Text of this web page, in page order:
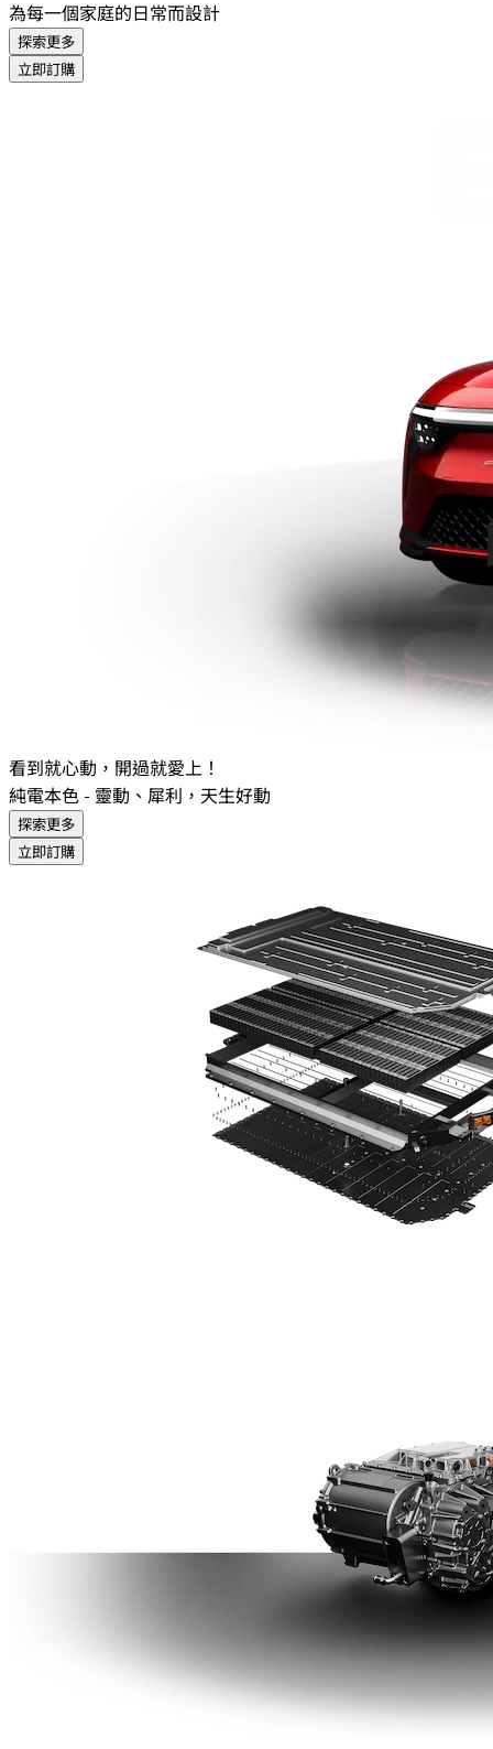
為每一個家庭的日常而設計
探索更多
立即訂購
看到就心動，開過就愛上！
純電本色 - 靈動、犀利，天生好動
探索更多
立即訂購